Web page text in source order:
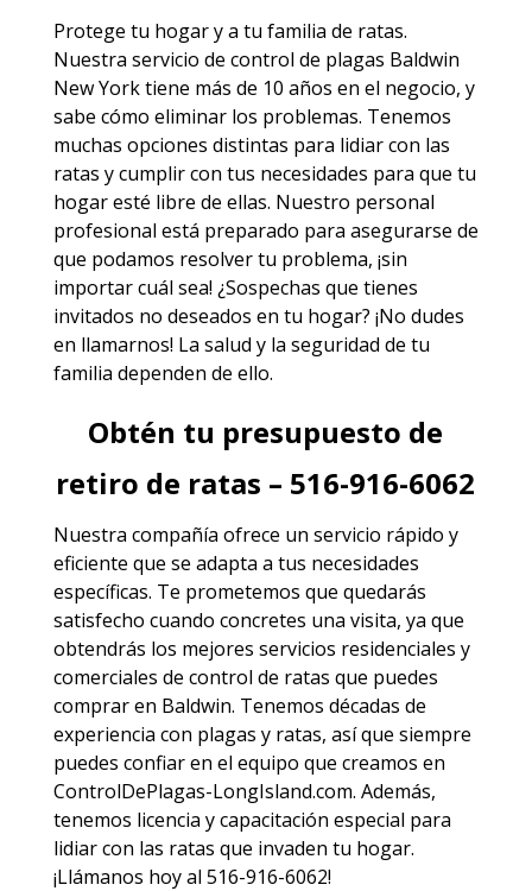
Protege tu hogar y a tu familia de ratas.
Nuestra servicio de control de plagas Baldwin
New Yorktiene más de 10 años en el negocio, y
sabe cómo eliminar los problemas. Tenemos
muchas opciones distintas para lidiar con las
ratas y cumplir con tus necesidades para que tu
hogar esté libre de ellas. Nuestro personal
profesional está preparado para asegurarse de
que podamos resolver tu problema, ¡sin
importar cuál sea! ¿Sospechas que tienes
invitados no deseados en tu hogar? ¡No dudes
en llamarnos! La salud y la seguridad de tu
familia dependen de ello.
Obtén tu presupuesto de
retiro de ratas – 516-916-6062
Nuestra compañía ofrece un servicio rápido y
eficiente que se adapta a tus necesidades
específicas. Te prometemos que quedarás
satisfecho cuando concretes una visita, ya que
obtendrás los mejores servicios residenciales y
comerciales de control de ratas que puedes
comprar en Baldwin. Tenemos décadas de
experiencia con plagas y ratas, así que siempre
puedes confiar en el equipo que creamos en
ControlDePlagas-LongIsland.com. Además,
tenemos licencia y capacitación especial para
lidiar con las ratas que invaden tu hogar.
¡Llámanos hoy al 516-916-6062!